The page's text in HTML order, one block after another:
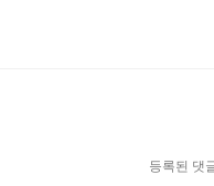
등록된 댓